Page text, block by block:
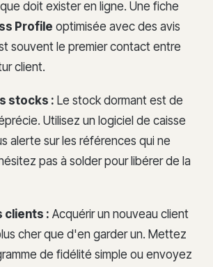
doit exister en ligne. Une fiche
Profile optimisée avec des avis
souvent le premier contact entre
client.
stocks : Le stock dormant est de
Utilisez un logiciel de caisse
alerte sur les références qui ne
pas à solder pour libérer de la
clients : Acquérir un nouveau client
cher que d'en garder un. Mettez
de fidélité simple ou envoyez